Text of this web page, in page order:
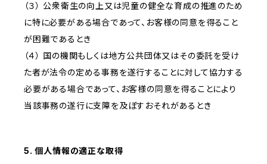
（３） 公衆衛生の向上又は児童の健全な育成の推進のため
に特に必要がある場合であって、お客様の同意を得ること
が困難であるとき
（４） 国の機関もしくは地方公共団体又はその委託を受け
た者が法令の定める事務を遂行することに対して協力する
必要がある場合であって、お客様の同意を得ることにより
当該事務の遂行に支障を及ぼすおそれがあるとき
5. 個人情報の適正な取得